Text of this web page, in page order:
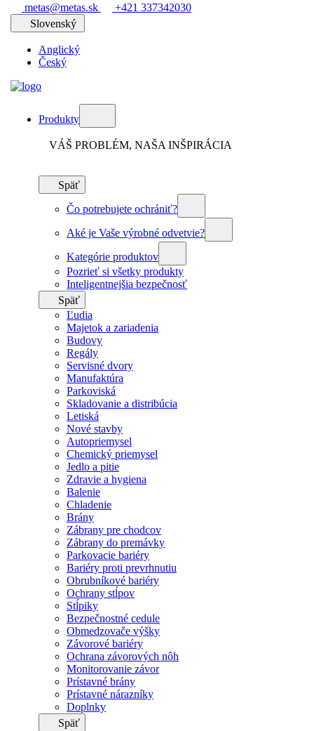
metas@metas.sk
+421 337342030
Slovenský
Anglický
Český
Produkty
VÁŠ PROBLÉM, NAŠA INŠPIRÁCIA
Späť
Čo potrebujete ochrániť?
Aké je Vaše výrobné odvetvie?
Kategórie produktov
Pozrieť si všetky produkty
Inteligentnejšia bezpečnosť
Späť
Ľudia
Majetok a zariadenia
Budovy
Regály
Servisné dvory
Manufaktúra
Parkoviská
Skladovanie a distribúcia
Letiská
Nové stavby
Autopriemysel
Chemický priemysel
Jedlo a pitie
Zdravie a hygiena
Balenie
Chladenie
Brány
Zábrany pre chodcov
Zábrany do premávky
Parkovacie bariéry
Bariéry proti prevrhnutiu
Obrubníkové bariéry
Ochrany stĺpov
Stĺpiky
Bezpečnostné cedule
Obmedzovače výšky
Závorové bariéry
Ochrana závorových nôh
Monitorovanie závor
Prístavné brány
Prístavné nárazníky
Doplnky
Späť